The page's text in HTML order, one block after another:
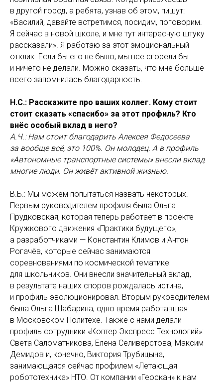
в другой город, а ребята, узнав об этом, пишут:
«Василий, давайте встретимся, посидим, поговорим.
Я сейчас в новой школе, и мне тут интересную штуку
рассказали». Я работаю за этот эмоциональный
отклик. Если бы его не было, мы все сгорели бы
и ничего не делали. Можно сказать, что мне больше
всего запомнилась благодарность.
Н.С.: Расскажите про ваших коллег. Кому стоит
стоит сказать «спасибо» за этот профиль? Кто
внёс особый вклад в него?
А.Ч.: Нам стоит благодарить Алексея Федосеева
за вообще всё, это 100%. Он молодец. А в профиль
«Автономные транспортные системы» внесли вклад
многие люди. Он живёт активной жизнью.
В.Б.: Мы можем попытаться назвать некоторых.
Первым руководителем профиля была Ольга
Прудковская, которая теперь работает в проекте
Кружкового движения «Практики будущего»,
а разработчиками — Константин Климов и Антон
Рогачёв, которые сейчас занимаются
соревнованиями по космической тематике
для школьников. Они внесли значительный вклад,
в результате наших споров рождалась истина,
и профиль эволюционировал. Вторым руководителем
была Ольга Шабарина, одно время работавшая
в Московском Политехе. Также с нами делали
профиль сотрудники «Коптер Экспресс Технологий»:
Света Саломатникова, Елена Селиверстова, Максим
Демидов и, конечно, Виктория Трубицына,
занимающаяся сейчас профилем «Летающая
робототехника» НТО. От компании «Геоскан» к нам